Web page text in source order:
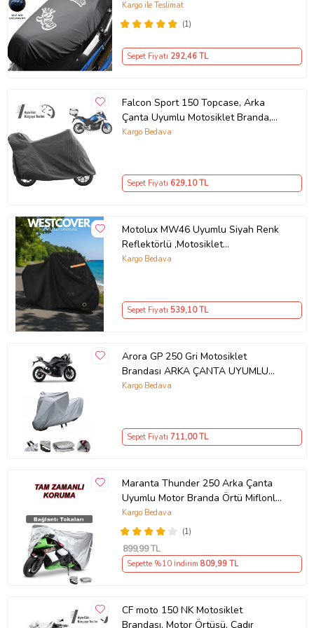
Siyah
(1)
Kargo ile Teslimat
Sepet Fiyatı 292,46 TL
Falcon Sport 150 Topcase, Arka
Çanta Uyumlu Motosiklet Branda,
Motor Örtüsü , Çadır
Kargo Bedava
Sepet Fiyatı 629,10 TL
Motolux MW46 Uyumlu Siyah Renk
Reflektörlü ,Motosiklet
Brandası,Motor Branda Motor
Kargo Bedava
Sepet Fiyatı 539,10 TL
Arora GP 250 Gri Motosiklet
Brandası ARKA ÇANTA UYUMLU
DEĞİLDİR
Kargo Bedava
Sepet Fiyatı 711,00 TL
Maranta Thunder 250 Arka Çanta
Uyumlu Motor Branda Örtü Miflonlu
Premium 4 Mevsim Koruma Gri
(1)
Kargo Bedava
899,99 TL
Sepette %10 İndirim 809,99 TL
CF moto 150 NK Motosiklet
Brandası, Motor Örtüsü, Çadır